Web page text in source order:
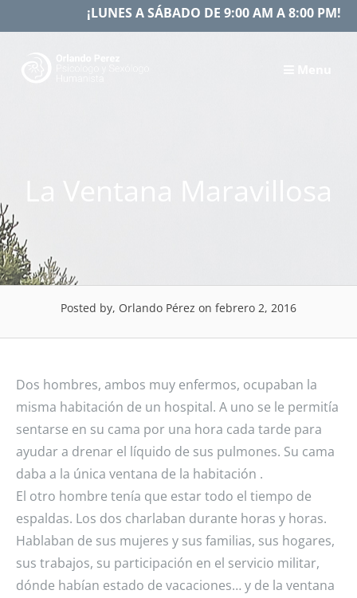
to
¡LUNES A SÁBADO DE 9:00 AM A 8:00 PM!
Posted by, Orlando Pérez on febrero 2, 2016
Dos hombres, ambos muy enfermos, ocupaban la
misma habitación de un hospital. A uno se le permitía
sentarse en su cama por una hora cada tarde para
ayudar a drenar el líquido de sus pulmones. Su cama
daba a la única ventana de la habitación .
El otro hombre tenía que estar todo el tiempo de
espaldas. Los dos charlaban durante horas y horas.
Hablaban de sus mujeres y sus familias, sus hogares,
sus trabajos, su participación en el servicio militar,
dónde habían estado de vacaciones… y de la ventana